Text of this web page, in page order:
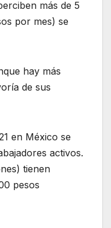
más de 5
por mes) se
hay más
de sus
en México se
activos.
tienen
pesos